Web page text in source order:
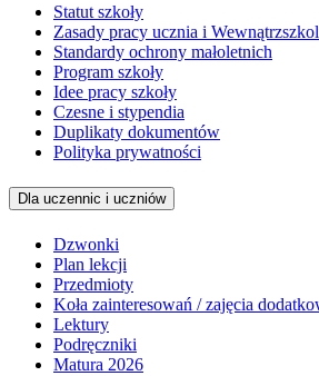
Statut szkoły
Zasady pracy ucznia i
Standardy ochrony małoletnich
Program szkoły
Idee pracy szkoły
Czesne i stypendia
Duplikaty dokumentów
Polityka prywatności
Dla uczennic i uczniów
Dzwonki
Plan lekcji
Przedmioty
Koła zainteresowań / zajęcia
Lektury
Podręczniki
Matura 2026